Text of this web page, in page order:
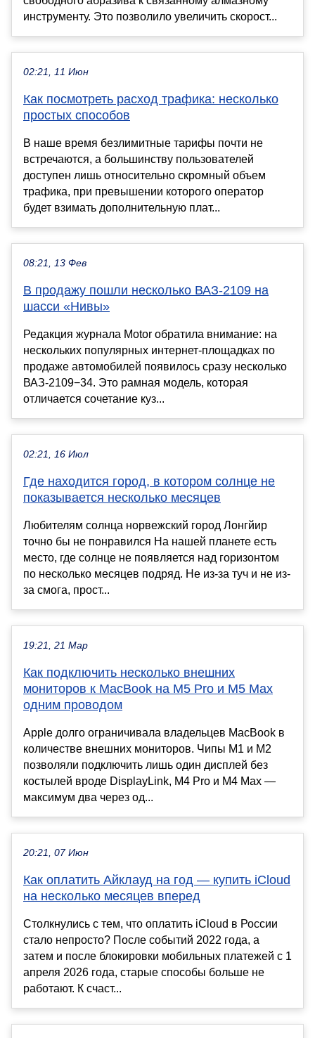
инструменту. Это позволило увеличить скорост...
02:21, 11 Июн
Как посмотреть расход трафика: несколько
простых способов
В наше время безлимитные тарифы почти не
встречаются, а большинству пользователей
доступен лишь относительно скромный объем
трафика, при превышении которого оператор
будет взимать дополнительную плат...
08:21, 13 Фев
В продажу пошли несколько ВАЗ-2109 на
шасси «Нивы»
Редакция журнала Motor обратила внимание: на
нескольких популярных интернет-площадках по
продаже автомобилей появилось сразу несколько
ВАЗ-2109−34. Это рамная модель, которая
отличается сочетание куз...
02:21, 16 Июл
Где находится город, в котором солнце не
показывается несколько месяцев
Любителям солнца норвежский город Лонгйир
точно бы не понравился На нашей планете есть
место, где солнце не появляется над горизонтом
по несколько месяцев подряд. Не из-за туч и не из-
за смога, прост...
19:21, 21 Мар
Как подключить несколько внешних
мониторов к MacBook на M5 Pro и M5 Max
одним проводом
Apple долго ограничивала владельцев MacBook в
количестве внешних мониторов. Чипы M1 и M2
позволяли подключить лишь один дисплей без
костылей вроде DisplayLink, M4 Pro и M4 Max —
максимум два через од...
20:21, 07 Июн
Как оплатить Айклауд на год — купить iCloud
на несколько месяцев вперед
Столкнулись с тем, что оплатить iCloud в России
стало непросто? После событий 2022 года, а
затем и после блокировки мобильных платежей с 1
апреля 2026 года, старые способы больше не
работают. К счаст...